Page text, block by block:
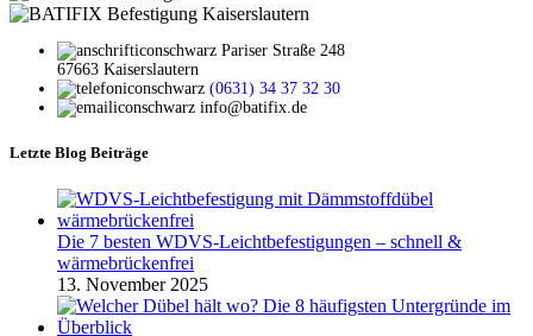
Pariser Straße 248
67663 Kaiserslautern
(0631) 34 37 32 30
info@batifix.de
Letzte Blog Beiträge
Die 7 besten WDVS-Leichtbefestigungen – schnell &
wärmebrückenfrei
13. November 2025